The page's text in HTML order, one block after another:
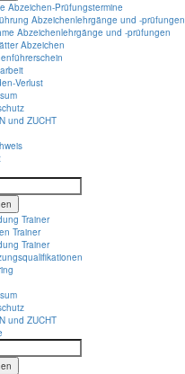
Abzeichen-Prüfungstermine
Abzeichenlehrgänge und -prüfungen
Abzeichenlehrgänge und -prüfungen
Abzeichen
Verlust
und ZUCHT
Trainer
Trainer
Trainer
und ZUCHT